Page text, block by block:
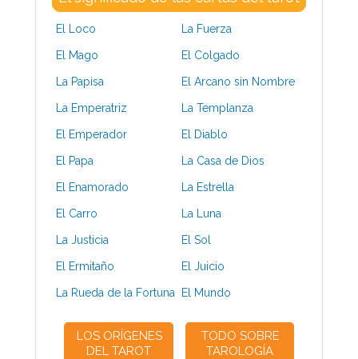
El Loco
El Mago
La Papisa
La Emperatriz
El Emperador
El Papa
El Enamorado
El Carro
La Justicia
El Ermitaño
La Rueda de la Fortuna
La Fuerza
El Colgado
El Arcano sin Nombre
La Templanza
El Diablo
La Casa de Dios
La Estrella
La Luna
El Sol
El Juicio
El Mundo
LOS ORÍGENES
DEL TAROT
TODO SOBRE
TAROLOGÍA